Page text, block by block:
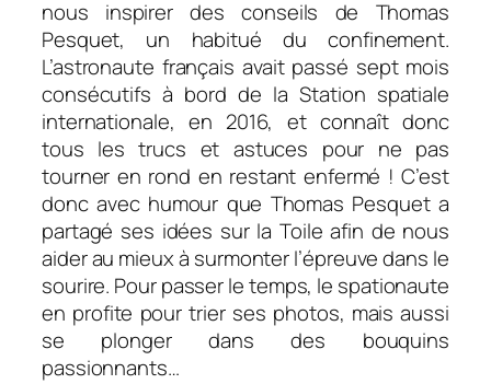
nous inspirer des conseils de Thomas
Pesquet, un habitué du confinement.
L’astronaute français avait passé sept mois
consécutifs à bord de la Station spatiale
internationale, en 2016, et connaît donc
tous les trucs et astuces pour ne pas
tourner en rond en restant enfermé ! C’est
donc avec humour que Thomas Pesquet a
partagé ses idées sur la Toile afin de nous
aider au mieux à surmonter l’épreuve dans le
sourire. Pour passer le temps, le spationaute
en profite pour trier ses photos, mais aussi
se plonger dans des bouquins
passionnants…